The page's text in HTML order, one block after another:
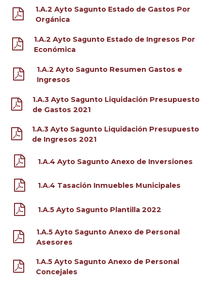
1.A.2 Ayto Sagunto Estado de Gastos Por
Orgánica
1.A.2 Ayto Sagunto Estado de Ingresos Por
Económica
1.A.2 Ayto Sagunto Resumen Gastos e
Ingresos
1.A.3 Ayto Sagunto Liquidación Presupuesto
de Gastos 2021
1.A.3 Ayto Sagunto Liquidación Presupuesto
de Ingresos 2021
1.A.4 Ayto Sagunto Anexo de Inversiones
1.A.4 Tasación Inmuebles Municipales
1.A.5 Ayto Sagunto Plantilla 2022
1.A.5 Ayto Sagunto Anexo de Personal
Asesores
1.A.5 Ayto Sagunto Anexo de Personal
Concejales